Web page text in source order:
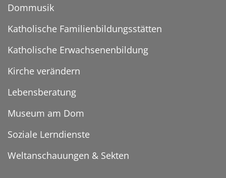
Dommusik
Katholische Familienbildungsstätten
Katholische Erwachsenenbildung
Kirche verändern
Lebensberatung
Museum am Dom
Soziale Lerndienste
Weltanschauungen & Sekten